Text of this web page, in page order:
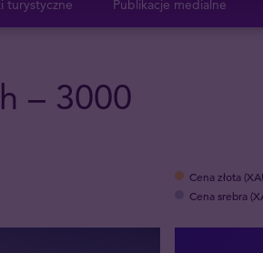
turystyczne Publikacje medialne
– 3000
Cena złota
Cena srebra